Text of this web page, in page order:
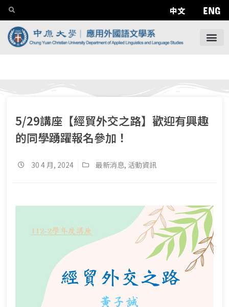
中文 ENG
5/29講座【經貿外交之路】歡迎有興趣
的同學踴躍報名參加！
30 4 月, 2024 最新消息, 活動資訊